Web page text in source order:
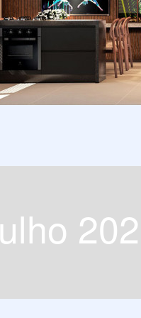
julho